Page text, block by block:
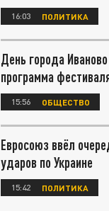
16:03 ПОЛИТИКА
День города
программа
15:56 ОБЩЕСТВО
Евросоюз ввёл
ударов по Украине
15:42 ПОЛИТИКА